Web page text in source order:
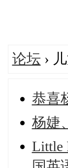
论坛 ›
恭喜
杨婕
Little